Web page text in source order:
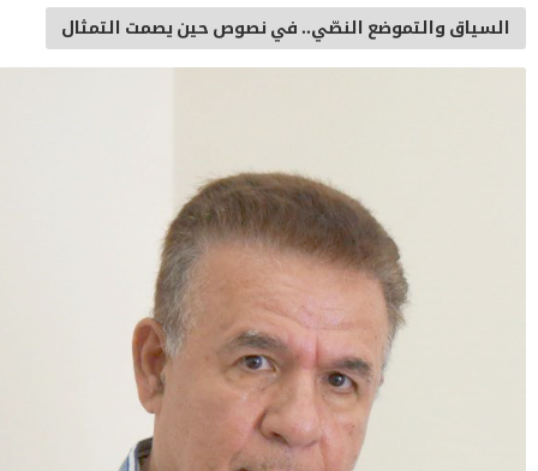
والتموضع النصّي.. في نصوص حين يصمت التمثال